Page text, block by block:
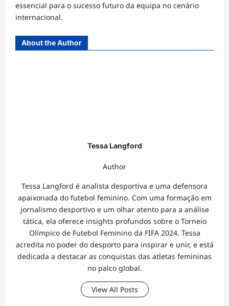
essencial para o sucesso futuro da equipa no cenário
internacional.
About the Author
Tessa Langford
Author
Tessa Langford é analista desportiva e uma defensora
apaixonada do futebol feminino. Com uma formação em
jornalismo desportivo e um olhar atento para a análise
tática, ela oferece insights profundos sobre o Torneio
Olímpico de Futebol Feminino da FIFA 2024. Tessa
acredita no poder do desporto para inspirar e unir, e está
dedicada a destacar as conquistas das atletas femininas
no palco global.
View All Posts